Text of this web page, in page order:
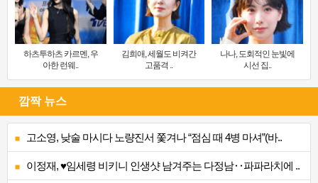
하츠투하츠 카르멘, 우
아한 런웨..
김희애, 세월도 비켜간
고품격 ..
나나, 도회적인 눈빛에
시선 집..
깜짝 뉴스
고소영, 낮술 마시다 노량진서 쫓겨나 “점심 때 4병 마셔”(바..
이정재, ♥임세령 비키니 인생샷 남겨주는 다정남‥파파라치에 ..